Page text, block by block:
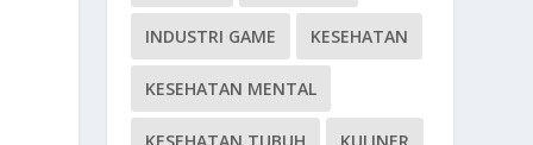
INDUSTRI GAME KESEHATAN
KESEHATAN MENTAL